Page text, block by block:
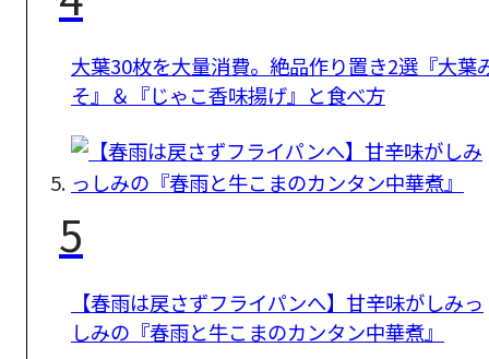
大葉30枚を大量消費。絶品作り置き2選『大葉
そ』＆『じゃこ香味揚げ』と食べ方
5
【春雨は戻さずフライパンへ】甘辛味がしみっ
しみの『春雨と牛こまのカンタン中華煮』